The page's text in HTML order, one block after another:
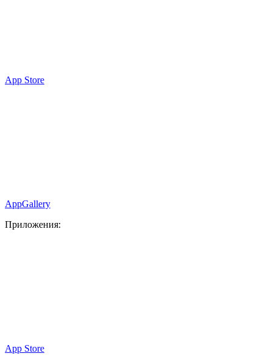
App Store
AppGallery
Приложения:
App Store